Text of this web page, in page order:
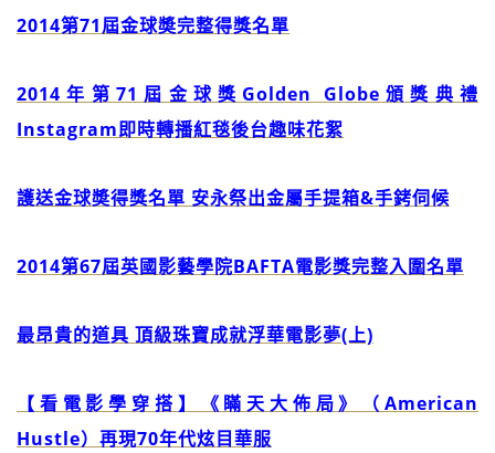
2014第71屆金球奬完整得獎名單
2014年第71屆金球獎Golden Globe頒獎典禮
Instagram即時轉播紅毯後台趣味花絮
護送金球奬得獎名單 安永祭出金屬手提箱&手銬伺候
2014第67屆英國影藝學院BAFTA電影獎完整入圍名單
最昂貴的道具 頂級珠寶成就浮華電影夢(上)
【看電影學穿搭】《瞞天大佈局》（American
Hustle）再現70年代炫目華服